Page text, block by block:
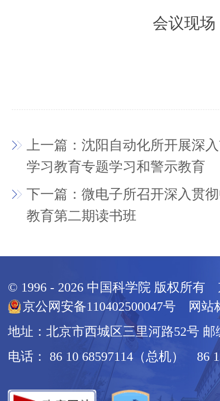
会议现场
上一篇：沈阳自动化所开展深
学习教育专题学习和警示教育
下一篇：微电子所召开深入贯
教育第二期读书班
© 1996 - 2026 中国科学院 版权所有
京公网安备110402500047号 网站
地址：北京市西城区三里河路52号 邮
电话： 86 10 68597114（总机） 86